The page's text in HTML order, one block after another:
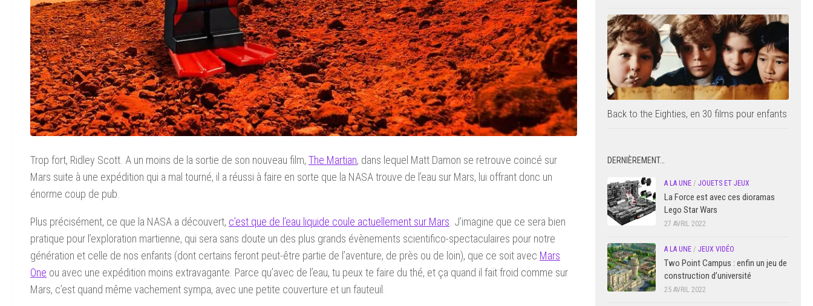
Trop fort, Ridley Scott. A un moins de la sortie de son nouveau film, The Martian, dans lequel Matt Damon se retrouve coincé sur
Mars suite à une expédition qui a mal tourné, il a réussi à faire en sorte que la NASA trouve de l’eau sur Mars, lui offrant donc un
énorme coup de pub.
Plus précisément, ce que la NASA a découvert, c’est que de l’eau liquide coule actuellement sur Mars . J’imagine que ce sera bien
pratique pour l’exploration martienne, qui sera sans doute un des plus grands évènements scientifico-spectaculaires pour notre
génération et celle de nos enfants (dont certains feront peut-être partie de l’aventure, de près ou de loin), que ce soit avec Mars
One ou avec une expédition moins extravagante. Parce qu’avec de l’eau, tu peux te faire du thé, et ça quand il fait froid comme sur
Mars, c’est quand même vachement sympa, avec une petite couverture et un fauteuil.
Back to the Eighties, en 30 films pour enfants
DERNIÈREMENT…
A LA UNE / JOUETS ET JEUX
La Force est avec ces dioramas
Lego Star Wars
27 AVRIL 2022
A LA UNE / JEUX VIDÉO
Two Point Campus : enfin un jeu de
construction d’université
25 AVRIL 2022